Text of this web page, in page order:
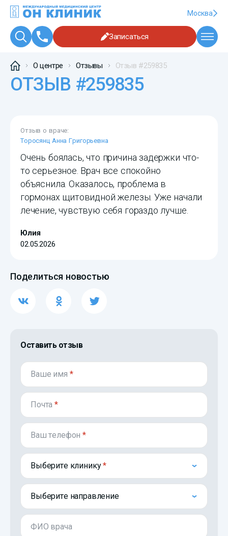
Москва
Записаться
О центре Отзывы Отзыв #259835
ОТЗЫВ #259835
Отзыв о враче:
Торосянц Анна Григорьевна
Очень боялась, что причина задержки что-
то серьезное. Врач все спокойно
объяснила. Оказалось, проблема в
гормонах щитовидной железы. Уже начали
лечение, чувствую себя гораздо лучше.
Юлия
02.05.2026
Поделиться новостью
Оставить отзыв
Ваше имя *
Почта*
Ваш телефон*
Выберите клинику
Выберите направление
ФИО врача